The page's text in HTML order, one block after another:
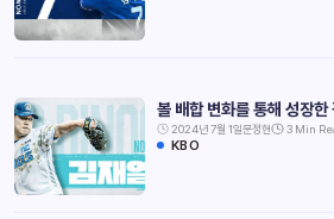
볼 배합 변화를 통해 성장한
2024년 7월 1일문정현 3 Min
KBO